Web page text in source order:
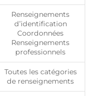
Renseignements
d’identification
Coordonnées
Renseignements
professionnels
Toutes les catégories
de renseignements